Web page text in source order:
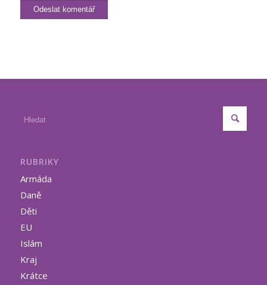
RUBRIKY
Armáda
Daně
Děti
EU
Islám
Kraj
Krátce